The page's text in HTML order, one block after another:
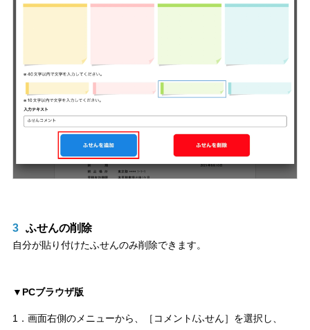
3 ふせんの削除
自分が貼り付けたふせんのみ削除できます。
▼PCブラウザ版
1．画面右側のメニューから、［コメント/ふせん］を選択し、